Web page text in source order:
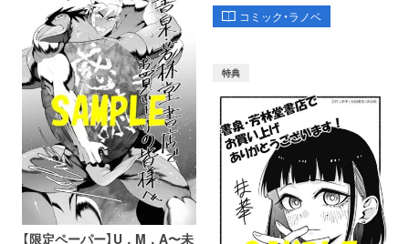
コミック・ラノベ
【限定ペーパー】U．M．A〜未
特典